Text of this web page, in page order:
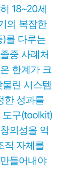
18~20세
의 복잡한
)를 다루는
중 사례처
한계가 크
물린 시스템
한 성과를
도구(toolkit)
의성을 억
직 자체를
들어내야